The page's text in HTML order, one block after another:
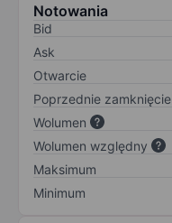
Notowania
Bid
Ask
Otwarcie
Poprzednie zamknięcie
Wolumen
Wolumen względny
Maksimum
Minimum